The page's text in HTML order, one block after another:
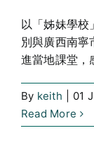
以「姊妹學校
別與廣西南寧
進當地課堂，
By keith 01
Read More